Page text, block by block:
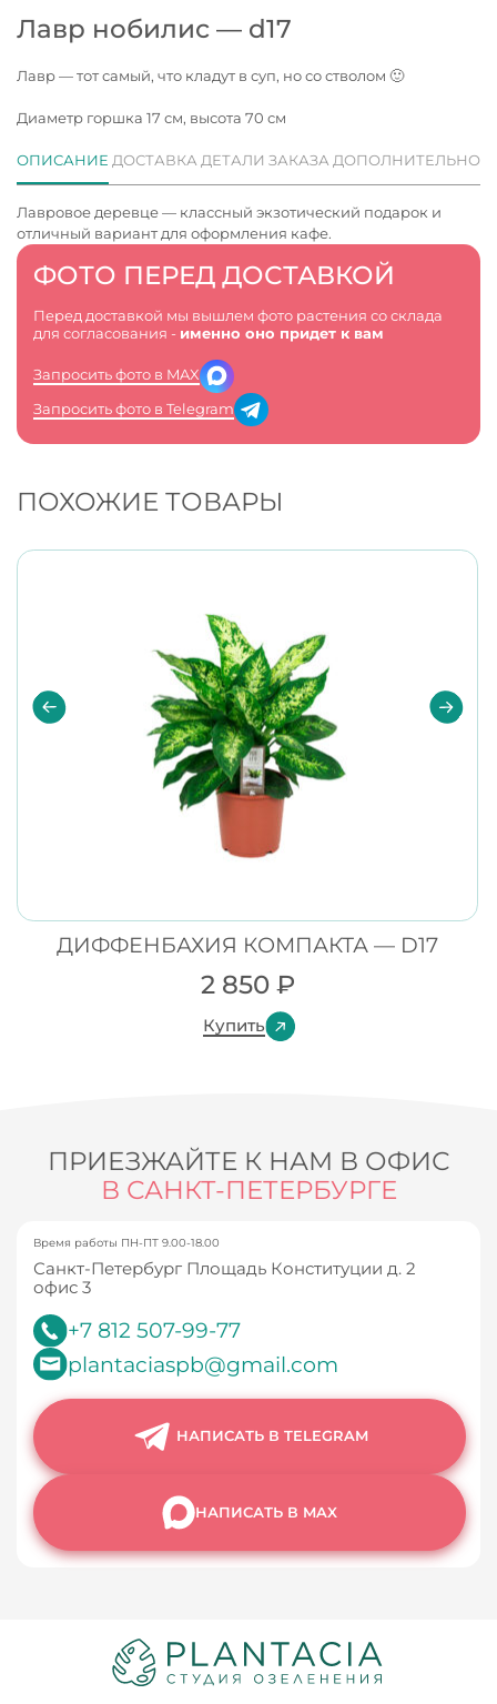
Лавр нобилис — d17
Лавр — тот самый, что кладут в суп, но со стволом 🙂
Диаметр горшка 17 см, высота 70 см
ФОТО ПЕРЕД ДОСТАВКОЙ
Перед доставкой мы вышлем фото растения со склада
для согласования - именно оно придет к вам
Запросить фото в MAX
Запросить фото в Telegram
ОПИСАНИЕ ДОСТАВКА ДЕТАЛИ ЗАКАЗА ДОПОЛНИТЕЛЬНО
Лавровое деревце — классный экзотический подарок и
отличный вариант для оформления кафе.
ПОХОЖИЕ ТОВАРЫ
ДИФФЕНБАХИЯ КОМПАКТА — D17
2 850 ₽
Купить
ПРИЕЗЖАЙТЕ К НАМ В ОФИС
В САНКТ-ПЕТЕРБУРГЕ
Время работы ПН-ПТ 9.00-18.00
Санкт-Петербург Площадь Конституции д. 2
офис 3
+7 812 507-99-77
plantaciaspb@gmail.com
НАПИСАТЬ В TELEGRAM
НАПИСАТЬ В MAX